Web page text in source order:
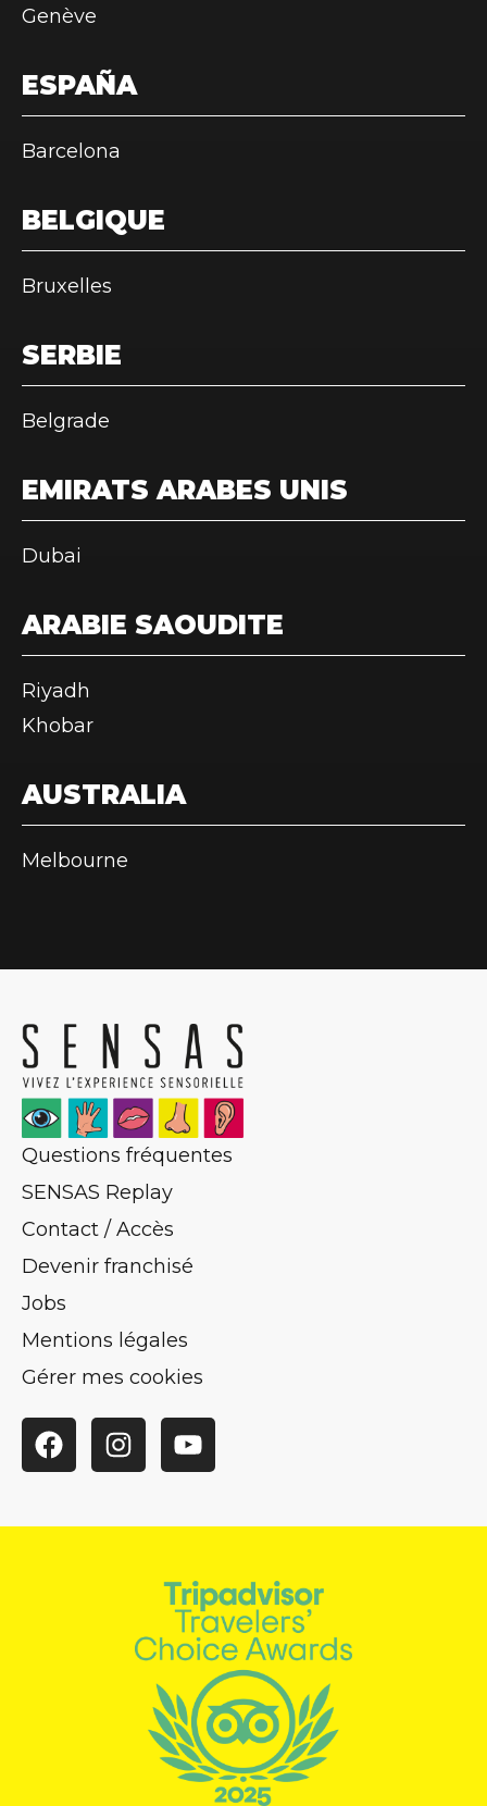
Genève
ESPAÑA
Barcelona
BELGIQUE
Bruxelles
SERBIE
Belgrade
EMIRATS ARABES UNIS
Dubai
ARABIE SAOUDITE
Riyadh
Khobar
AUSTRALIA
Melbourne
Questions fréquentes
SENSAS Replay
Contact / Accès
Devenir franchisé
Jobs
Mentions légales
Gérer mes cookies
FacebookInstagramYouTube